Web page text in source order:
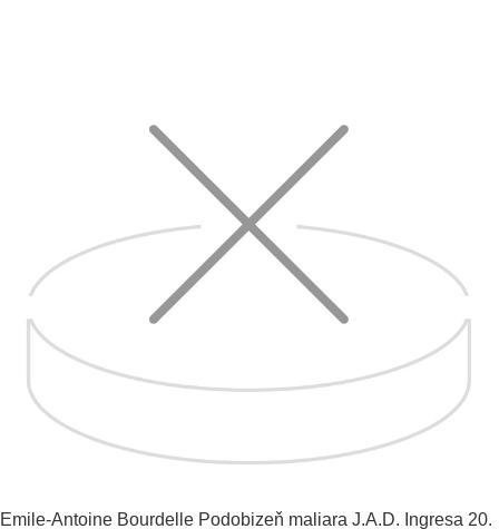
Emile-Antoine Bourdelle Podobizeň maliara J.A.D. Ingresa 20.